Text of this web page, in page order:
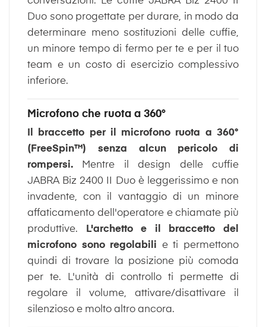
Duo sono progettate per durare, in modo da
determinare meno sostituzioni delle cuffie,
un minore tempo di fermo per te e per il tuo
team e un costo di esercizio complessivo
inferiore.
Microfono che ruota a 360°
Il braccetto per il microfono ruota a 360°
(FreeSpin™) senza alcun pericolo di
rompersi. Mentre il design delle cuffie
JABRA Biz 2400 II Duo è leggerissimo e non
invadente, con il vantaggio di un minore
affaticamento dell'operatore e chiamate più
produttive.
L'archetto e il braccetto del
microfono sono regolabili e ti permettono
quindi di trovare la posizione più comoda
per te. L'unità di controllo ti permette di
regolare il volume, attivare/disattivare il
silenzioso e molto altro ancora.